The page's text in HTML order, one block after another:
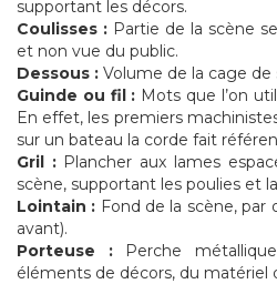
supportant les décors.
Coulisses : Partie de la scène
et non vue du public.
Dessous : Volume de la cage de
Guinde ou fil : Mots que l’on
En effet, les premiers
sur un bateau la corde fait
Gril :Plancher aux lames
scène, supportant les poulies et
Lointain : Fond de la scène, par
avant).
Porteuse :Perche
éléments de décors, du matériel